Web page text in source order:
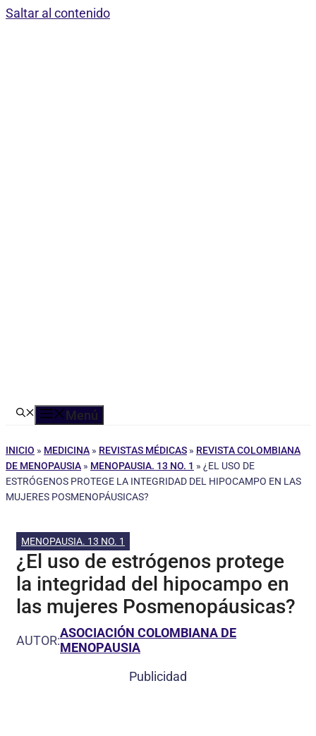
Saltar al contenido
Menú
INICIO » MEDICINA » REVISTAS MÉDICAS » REVISTA COLOMBIANA
DE MENOPAUSIA » MENOPAUSIA. 13 NO. 1 » ¿EL USO DE
ESTRÓGENOS PROTEGE LA INTEGRIDAD DEL HIPOCAMPO EN LAS
MUJERES POSMENOPÁUSICAS?
MENOPAUSIA. 13 NO. 1
¿El uso de estrógenos protege
la integridad del hipocampo en
las mujeres Posmenopáusicas?
AUTOR:ASOCIACIÓN COLOMBIANA DE
MENOPAUSIA
Publicidad